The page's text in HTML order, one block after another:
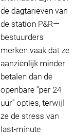
de dagtarieven van
de station P&R—
bestuurders
merken vaak dat ze
aanzienlijk minder
betalen dan de
openbare “per 24
uur” opties, terwijl
ze de stress van
last-minute